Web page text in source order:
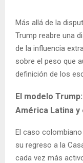
Más allá de la
Trump reabre una
de la influencia
sobre el peso que
definición de los
El modelo
América Latina y
El caso
su regreso a la
cada vez más